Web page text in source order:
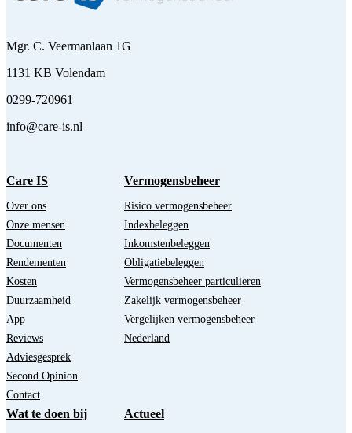
Mgr. C. Veermanlaan 1G
1131 KB Volendam
0299-720961
info@care-is.nl
Care IS
Over ons
Onze mensen
Documenten
Rendementen
Kosten
Duurzaamheid
App
Reviews
Adviesgesprek
Second Opinion
Contact
Vermogensbeheer
Risico vermogensbeheer
Indexbeleggen
Inkomstenbeleggen
Obligatiebeleggen
Vermogensbeheer particulieren
Zakelijk vermogensbeheer
Vergelijken vermogensbeheer
Nederland
Wat te doen bij Actueel